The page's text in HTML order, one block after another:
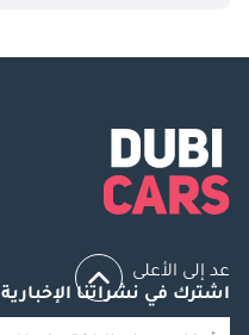
عد إلى الأعلى
اشترك في نشراتنا الإخبارية